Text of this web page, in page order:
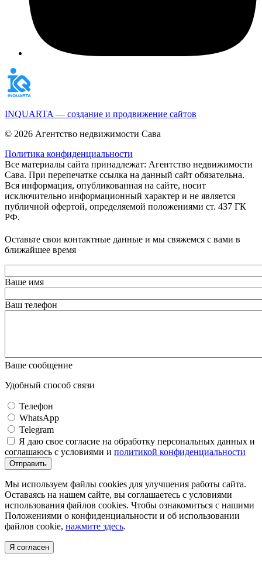
INQUARTA — создание и продвижение сайтов
© 2026 Агентство недвижимости Сава
Политика конфиденциальности
Все материалы сайта принадлежат: Агентство недвижимости
Сава. При перепечатке ссылка на данный сайт обязательна.
Вся информация, опубликованная на сайте, носит
исключительно информационный характер и не является
публичной офертой, определяемой положениями ст. 437 ГК
РФ.
Оставьте свои контактные данные и мы свяжемся с вами в
ближайшее время
Ваше имя
Ваш телефон
Ваше сообщение
Удобный способ связи
Телефон
WhatsApp
Telegram
Я даю свое согласие на обработку персональных данных и
соглашаюсь с условиями и политикой конфиденциальности
Отправить
Мы используем файлы cookies для улучшения работы сайта.
Оставаясь на нашем сайте, вы соглашаетесь с условиями
использования файлов cookies. Чтобы ознакомиться с нашими
Положениями о конфиденциальности и об использовании
файлов cookie, нажмите здесь.
Я согласен